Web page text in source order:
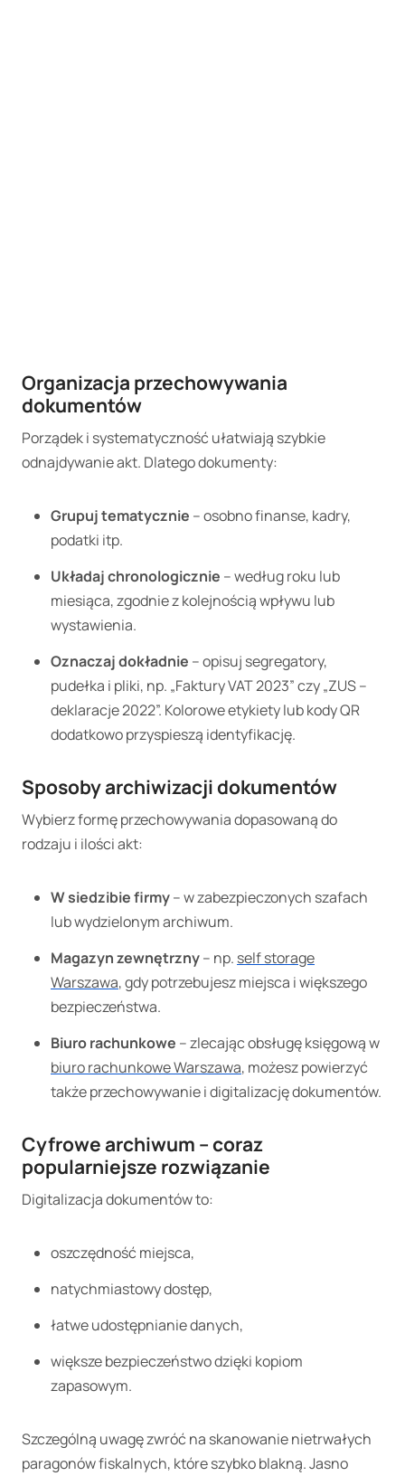
Organizacja przechowywania
dokumentów
Porządek i systematyczność ułatwiają szybkie
odnajdywanie akt. Dlatego dokumenty:
Grupuj tematycznie – osobno finanse, kadry,
podatki itp.
Układaj chronologicznie – według roku lub
miesiąca, zgodnie z kolejnością wpływu lub
wystawienia.
Oznaczaj dokładnie – opisuj segregatory,
pudełka i pliki, np. „Faktury VAT 2023” czy „ZUS –
deklaracje 2022”. Kolorowe etykiety lub kody QR
dodatkowo przyspieszą identyfikację.
Sposoby archiwizacji dokumentów
Wybierz formę przechowywania dopasowaną do
rodzaju i ilości akt:
W siedzibie firmy– w zabezpieczonych szafach
lub wydzielonym archiwum.
Magazyn zewnętrzny– np. self storage
Warszawa, gdy potrzebujesz miejsca i większego
bezpieczeństwa.
Biuro rachunkowe – zlecając obsługę księgową w
biuro rachunkowe Warszawa, możesz powierzyć
także przechowywanie i digitalizację dokumentów.
Cyfrowe archiwum – coraz
popularniejsze rozwiązanie
Digitalizacja dokumentów to:
oszczędność miejsca,
natychmiastowy dostęp,
łatwe udostępnianie danych,
większe bezpieczeństwo dzięki kopiom
zapasowym.
Szczególną uwagę zwróć na skanowanie nietrwałych
paragonów fiskalnych, które szybko blakną. Jasno